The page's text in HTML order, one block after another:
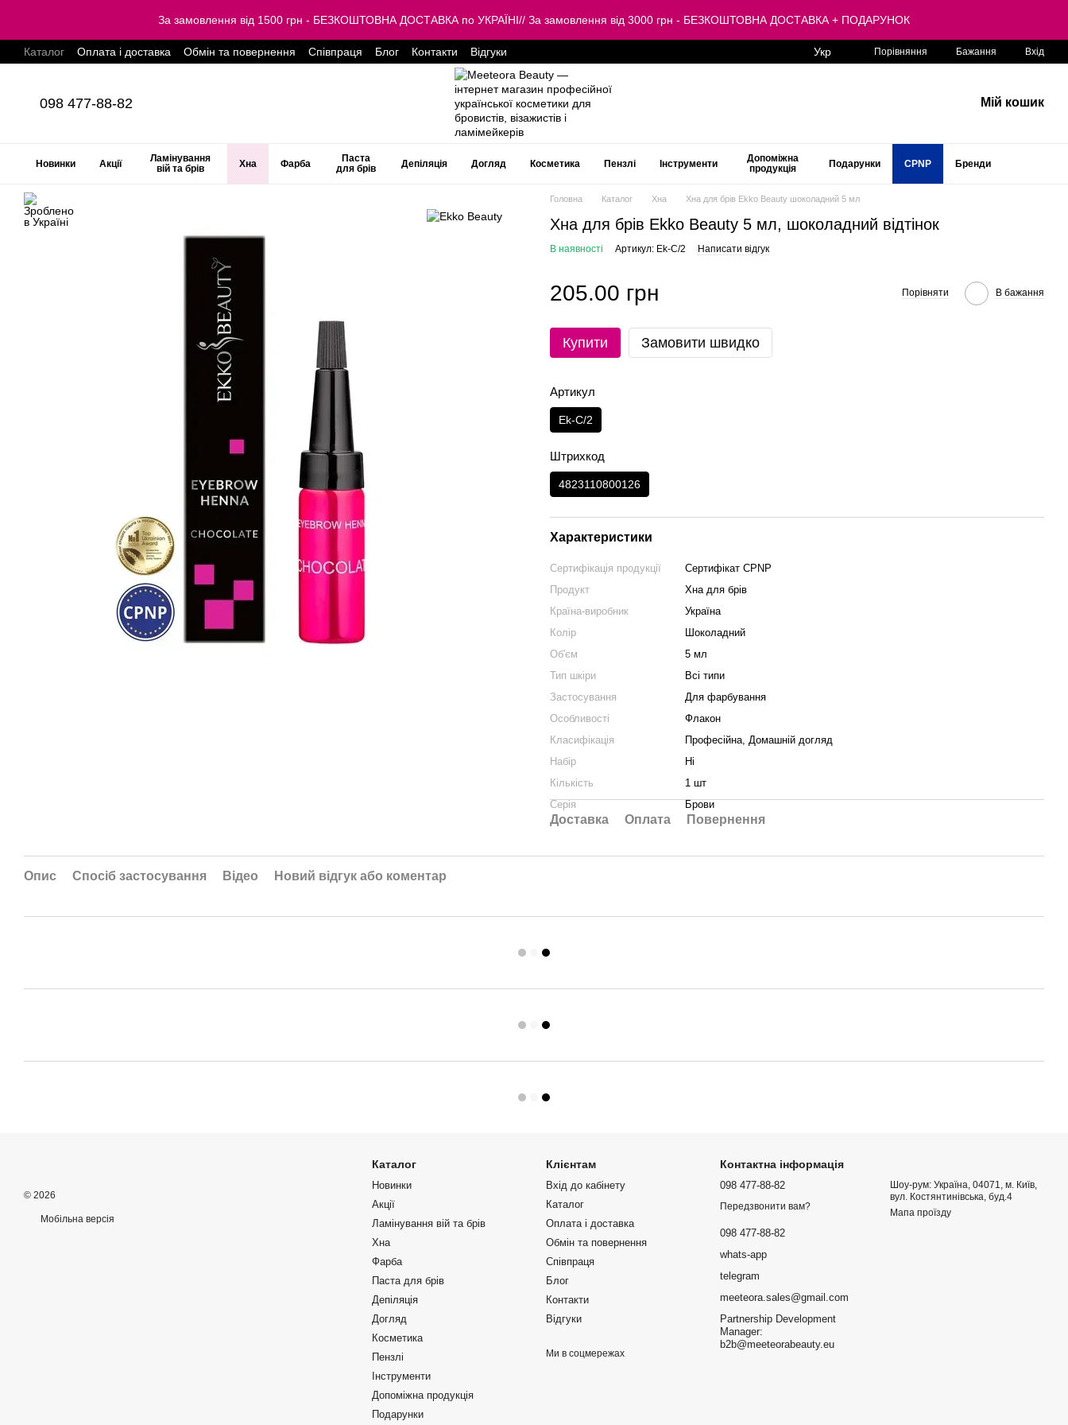
За замовлення від 1500 грн - БЕЗКОШТОВНА ДОСТАВКА по УКРАЇНІ// За замовлення від 3000 грн - БЕЗКОШТОВНА ДОСТАВКА + ПОДАРУНОК
Каталог Оплата і доставка Обмін та повернення Співпраця Блог Контакти Відгуки Укр Порівняння Бажання Вхід
098 477-88-82 Мій кошик
Новинки Акції
Ламінування
вій та брів
Хна Фарба
Паста
для брів
Депіляція Догляд Косметика Пензлі Інструменти
Допоміжна
продукція
Подарунки CPNP Бренди
Головна Каталог Хна Хна для брів Ekko Beauty шоколадний 5 мл
Хна для брів Ekko Beauty 5 мл, шоколадний відтінок
В наявності Артикул: Ek-C/2 Написати відгук
205.00 грн Порівняти В бажання
Купити Замовити швидко
Артикул
Ek-C/2
Штрихкод
4823110800126
Характеристики
Сертифікація продукції
Сертифікат CPNP
Продукт
Хна для брів
Країна-виробник
Україна
Колір
Шоколадний
Об'єм
5 мл
Тип шкіри
Всі типи
Застосування
Для фарбування
Особливості
Флакон
Класифікація
Професійна, Домашній догляд
Набір
Ні
Кількість
1 шт
Серія
Брови
Доставка Оплата Повернення
Опис Спосіб застосування Відео Новий відгук або коментар
© 2026
Мобільна версія
Каталог
Новинки
Акції
Ламінування вій та брів
Хна
Фарба
Паста для брів
Депіляція
Догляд
Косметика
Пензлі
Інструменти
Допоміжна продукція
Подарунки
Клієнтам
Вхід до кабінету
Каталог
Оплата і доставка
Обмін та повернення
Співпраця
Блог
Контакти
Відгуки
Ми в соцмережах
Контактна інформація
098 477-88-82
Передзвонити вам?
098 477-88-82
whats-app
telegram
meeteora.sales@gmail.com
Partnership Development
Manager:
b2b@meeteorabeauty.eu
Шоу-рум: Україна, 04071, м. Київ,
вул. Костянтинівська, буд.4
Мапа проїзду